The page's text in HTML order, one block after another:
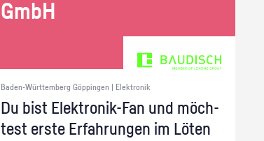
GmbH
Baden-Württemberg Göppingen | Elektronik
Du bist Elek­tro­nik-Fan und möch­
test erste Er­fah­run­gen im Löten